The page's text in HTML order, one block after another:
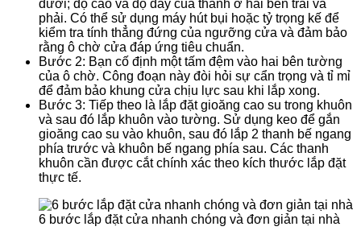
dưới; độ cao và độ dày của thành ở hai bên trái và
phải. Có thể sử dụng máy hút bụi hoặc tỷ trọng kế để
kiểm tra tính thẳng đứng của ngưỡng cửa và đảm bảo
rằng ô chờ cửa đáp ứng tiêu chuẩn.
Bước 2: Bạn cố định một tấm đệm vào hai bên tường
của ô chờ. Công đoạn này đòi hỏi sự cẩn trọng và tỉ mỉ
để đảm bảo khung cửa chịu lực sau khi lắp xong.
Bước 3: Tiếp theo là lắp đặt gioăng cao su trong khuôn
và sau đó lắp khuôn vào tường. Sử dụng keo để gắn
gioăng cao su vào khuôn, sau đó lắp 2 thanh bế ngang
phía trước và khuôn bế ngang phía sau. Các thanh
khuôn cần được cắt chính xác theo kích thước lắp đặt
thực tế.
6 bước lắp đặt cửa nhanh chóng và đơn giản tại nhà